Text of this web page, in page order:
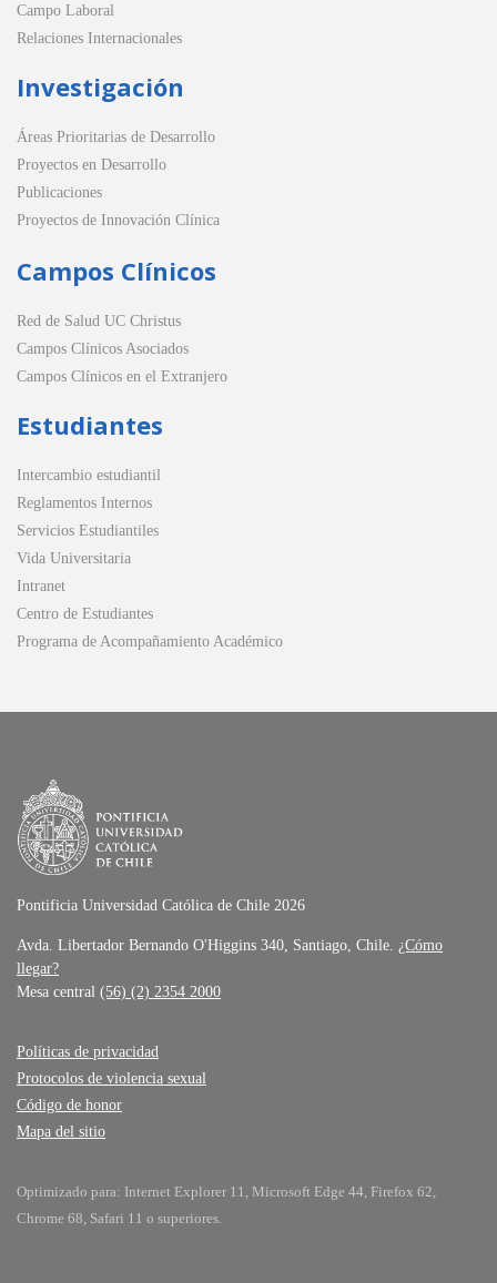
Campo Laboral
Relaciones Internacionales
Investigación
Áreas Prioritarias de Desarrollo
Proyectos en Desarrollo
Publicaciones
Proyectos de Innovación Clínica
Campos Clínicos
Red de Salud UC Christus
Campos Clínicos Asociados
Campos Clínicos en el Extranjero
Estudiantes
Intercambio estudiantil
Reglamentos Internos
Servicios Estudiantiles
Vida Universitaria
Intranet
Centro de Estudiantes
Programa de Acompañamiento Académico
Pontificia Universidad Católica de Chile 2026
Avda. Libertador Bernando O'Higgins 340, Santiago, Chile. ¿Cómo
llegar?
Mesa central (56) (2) 2354 2000
Políticas de privacidad
Protocolos de violencia sexual
Código de honor
Mapa del sitio
Optimizado para: Internet Explorer 11, Microsoft Edge 44, Firefox 62,
Chrome 68, Safari 11 o superiores.